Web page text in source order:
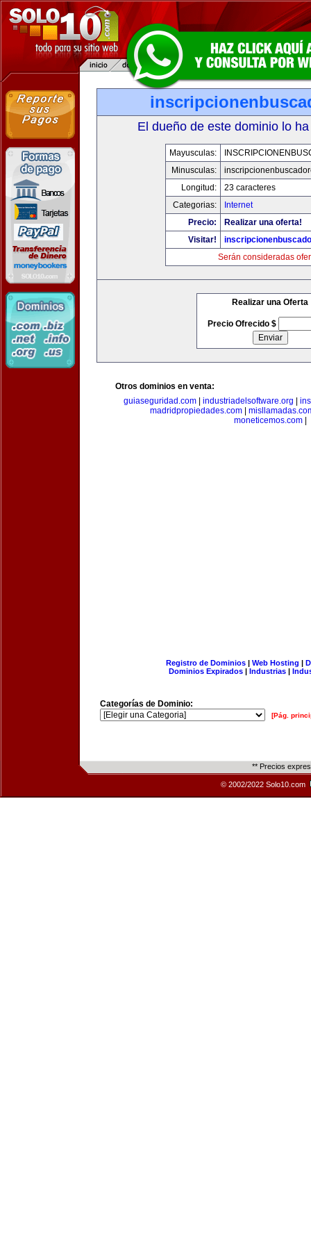
El dueño de este dominio lo
Mayusculas:
Minusculas:
Longitud:
23 caracteres
Categorias:
Internet
Precio:
Realizar una oferta!
Visitar!
Serán consideradas
Realizar una Oferta
Precio Ofrecido $
Otros dominios en venta:
guiaseguridad.com| industriadelsoftware.org
madridpropiedades.com|
moneticemos.com|
Registro de Dominios| Web Hosting |
Dominios Expirados | Industrias |
Categorías de Dominio:
[Pág.
** Precios
© 2002/2022 Solo10.com